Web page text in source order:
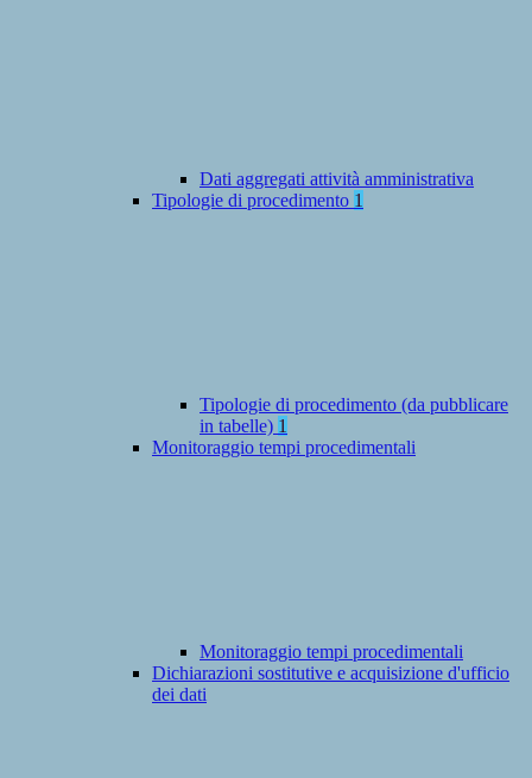
Dati aggregati attività amministrativa
Tipologie di procedimento 1
Tipologie di procedimento (da pubblicare
in tabelle) 1
Monitoraggio tempi procedimentali
Monitoraggio tempi procedimentali
Dichiarazioni sostitutive e acquisizione d'ufficio
dei dati